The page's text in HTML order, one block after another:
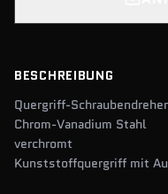
BESCHREIBUNG
Quergriff-
Chrom-Vanadium Stahl
verchromt
Kunststoffquergriff mit